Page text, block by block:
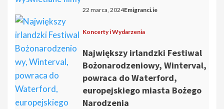
22 marca, 2024Emigranci.ie
Koncerty i Wydarzenia
Największy irlandzki Festiwal
Bożonarodzeniowy, Winterval,
powraca do Waterford,
europejskiego miasta Bożego
Narodzenia